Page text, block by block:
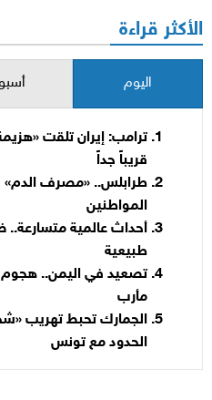
الأكثر قراءة
اليوم
ترامب: إيران تلقت
قريباً جداً
طرابلس.. «مصرف الدم»
المواطنين
أحداث عالمية متسارعة..
طبيعية
تصعيد في اليمن..
مأرب
الجمارك تحبط تهريب
الحدود مع تونس